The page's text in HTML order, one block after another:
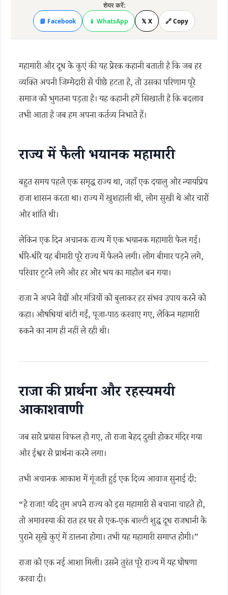
शेयर करें:
📘 Facebook 📱 WhatsApp 𝕏 X 🔗 Copy
महामारी और दूध के कुएं की यह प्रेरक कहानी बताती है कि जब हर
व्यक्ति अपनी जिम्मेदारी से पीछे हटता है, तो उसका परिणाम पूरे
समाज को भुगतना पड़ता है। यह कहानी हमें सिखाती है कि बदलाव
तभी आता है जब हम अपना कर्तव्य निभाते हैं।
राज्य में फैली भयानक महामारी
बहुत समय पहले एक समृद्ध राज्य था, जहाँ एक दयालु और न्यायप्रिय
राजा शासन करता था। राज्य में खुशहाली थी, लोग सुखी थे और चारों
ओर शांति थी।
लेकिन एक दिन अचानक राज्य में एक भयानक महामारी फैल गई।
धीरे-धीरे यह बीमारी पूरे राज्य में फैलने लगी। लोग बीमार पड़ने लगे,
परिवार टूटने लगे और हर ओर भय का माहौल बन गया।
राजा ने अपने वैद्यों और मंत्रियों को बुलाकर हर संभव उपाय करने को
कहा। औषधियां बांटी गईं, पूजा-पाठ करवाए गए, लेकिन महामारी
रुकने का नाम ही नहीं ले रही थी।
राजा की प्रार्थना और रहस्यमयी
आकाशवाणी
जब सारे प्रयास विफल हो गए, तो राजा बेहद दुखी होकर मंदिर गया
और ईश्वर से प्रार्थना करने लगा।
तभी अचानक आकाश में गूंजती हुई एक दिव्य आवाज सुनाई दी:
“हे राजा! यदि तुम अपने राज्य को इस महामारी से बचाना चाहते हो,
तो अमावस्या की रात हर घर से एक-एक बाल्टी शुद्ध दूध राजधानी के
पुराने सूखे कुएं में डालना होगा। तभी यह महामारी समाप्त होगी।”
राजा को एक नई आशा मिली। उसने तुरंत पूरे राज्य में यह घोषणा
करवा दी।